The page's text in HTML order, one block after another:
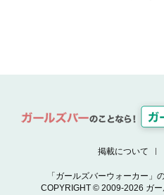
掲載について
「ガールズバーウォーカー」
COPYRIGHT © 2009-2026 ガ